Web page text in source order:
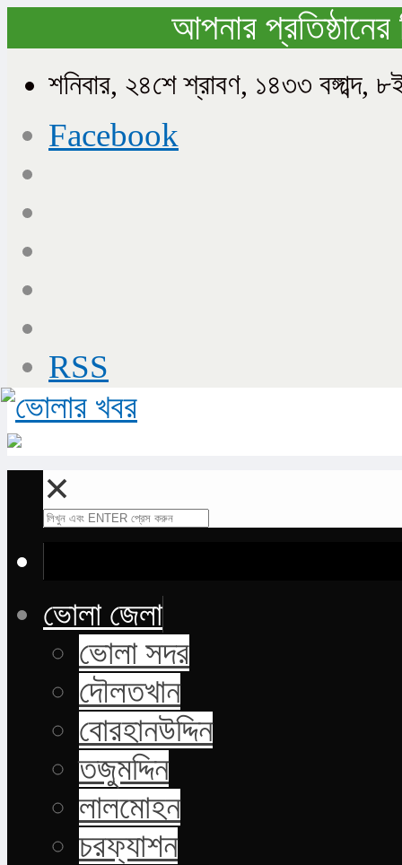
আপনার
শনিবার, ২৪শে শ্রাবণ, ১৪৩৩
Facebook
RSS
✕
ভোলা জেলা
ভোলা সদর
দৌলতখান
বোরহানউদ্দিন
তজুমদ্দিন
লালমোহন
চরফ্যাশন